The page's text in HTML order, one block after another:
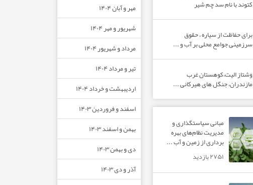
کتوند با نام سد چم شیر
برای حفاظت از سیاره ، حقوق
سرزمینی جوامع محلی بر آب و ...
وَشتاز الیت،کوهستان غرب
مازندران، جنگل های هیرکانی ...
مبانی سیاستگذاری و
مدیریت نظام‌های بهره‌
برداری از زمین و آب ...
۲۷۵۱ بازدید
مهر و آبان ۱۴۰۴
شهریور و مهر ۱۴۰۴
مرداد و شهریور ۱۴۰۴
تیر و مرداد ۱۴۰۴
اردیبهشت و خرداد ۱۴۰۴
اسفند و فروردین ۱۴۰۳
بهمن و اسفند ۱۴۰۳
دی و بهمن ۱۴۰۳
آذر و دی ۱۴۰۳